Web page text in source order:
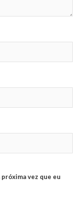
vez que eu